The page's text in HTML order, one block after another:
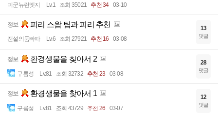
미군뉴런엣지 Lv.1 조회 35021 추천 34 03-10
정보 피리 스왑 팁과 피리 추천
전설의둠빠따 Lv.6 조회 27921 추천 16 03-08
13
댓글
정보 환경생물을 찾아서 2
구름성 Lv.81 조회 32732 추천 23 03-08
28
댓글
정보 환경생물을 찾아서 1
구름성 Lv.81 조회 43729 추천 26 03-07
12
댓글